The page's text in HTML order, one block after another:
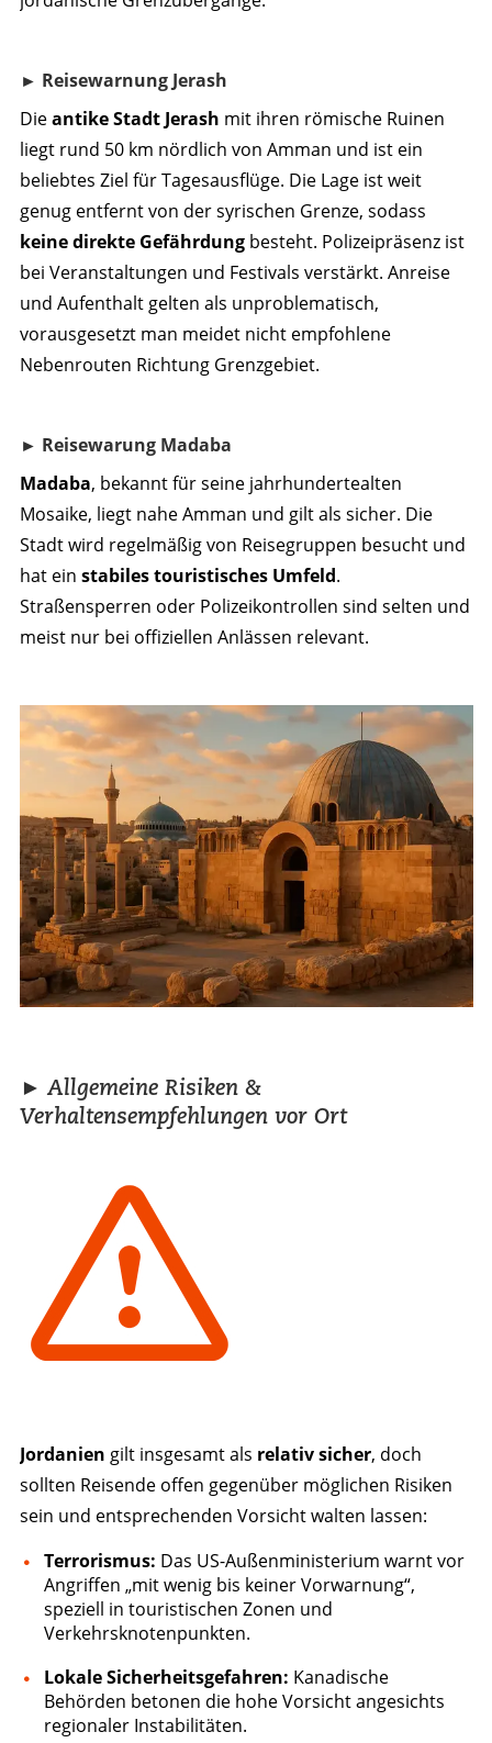
► Reisewarnung Jerash
Dieantike Stadt Jerash mit ihren römische Ruinen
liegt rund 50 km nördlich von Amman und ist ein
beliebtes Ziel für Tagesausflüge. Die Lage ist weit
genug entfernt von der syrischen Grenze, sodass
keine direkte Gefährdungbesteht. Polizeipräsenz ist
bei Veranstaltungen und Festivals verstärkt. Anreise
und Aufenthalt gelten als unproblematisch,
vorausgesetzt man meidet nicht empfohlene
Nebenrouten Richtung Grenzgebiet.
► Reisewarung Madaba
Madaba, bekannt für seine jahrhundertealten
Mosaike, liegt nahe Amman und gilt als sicher. Die
Stadt wird regelmäßig von Reisegruppen besucht und
hat ein stabiles touristisches Umfeld.
Straßensperren oder Polizeikontrollen sind selten und
meist nur bei offiziellen Anlässen relevant.
► Allgemeine Risiken &
Verhaltensempfehlungen vor Ort
Jordanien gilt insgesamt als relativ sicher, doch
sollten Reisende offen gegenüber möglichen Risiken
sein und entsprechenden Vorsicht walten lassen:
Terrorismus: Das US-Außenministerium warnt vor
Angriffen „mit wenig bis keiner Vorwarnung“,
speziell in touristischen Zonen und
Verkehrsknotenpunkten.
Lokale Sicherheitsgefahren: Kanadische
Behörden betonen die hohe Vorsicht angesichts
regionaler Instabilitäten.